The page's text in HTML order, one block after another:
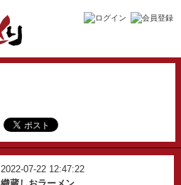
2022-07-22 12:47:22